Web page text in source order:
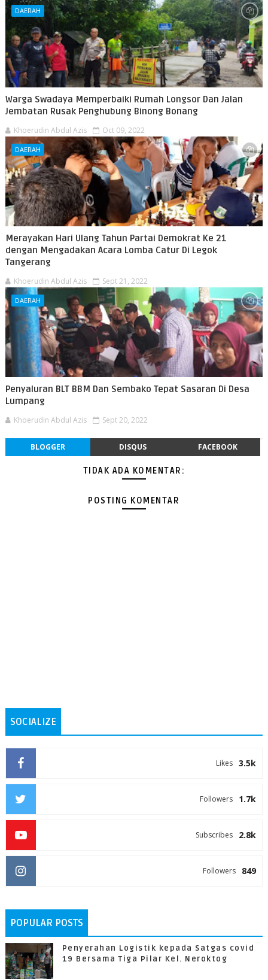
DAERAH
Warga Swadaya Memperbaiki Rumah Longsor Dan Jalan
Jembatan Rusak Penghubung Binong Bonang
Khoerudin Abdul Azis Oct 09, 2022
DAERAH
Merayakan Hari Ulang Tahun Partai Demokrat Ke 21
dengan Mengadakan Acara Lomba Catur Di Legok
Tangerang
Khoerudin Abdul Azis Sept 21, 2022
DAERAH
Penyaluran BLT BBM Dan Sembako Tepat Sasaran Di Desa
Lumpang
Khoerudin Abdul Azis Sept 20, 2022
BLOGGER DISQUS FACEBOOK
TIDAK ADA KOMENTAR:
POSTING KOMENTAR
SOCIALIZE
3.5k
Likes
1.7k
Followers
2.8k
Subscribes
849
Followers
POPULAR POSTS
Penyerahan Logistik kepada Satgas covid
19 Bersama Tiga Pilar Kel. Neroktog